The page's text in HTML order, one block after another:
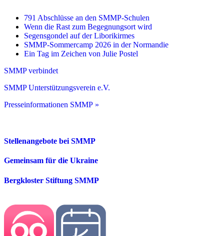
791 Abschlüsse an den SMMP-Schulen
Wenn die Rast zum Begegnungsort wird
Segensgondel auf der Liborikirmes
SMMP-Sommercamp 2026 in der Normandie
Ein Tag im Zeichen von Julie Postel
SMMP verbindet
SMMP Unterstützungsverein e.V.
Presseinformationen SMMP »
Stellenangebote bei SMMP
Gemeinsam für die Ukraine
Bergkloster Stiftung SMMP